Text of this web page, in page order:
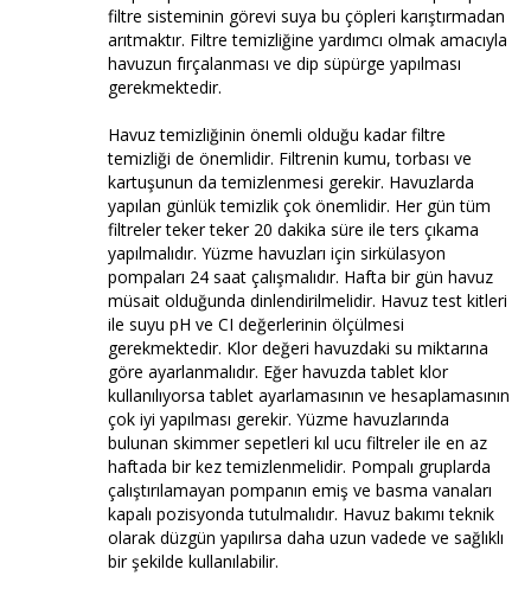
filtre sisteminin görevi suya bu çöpleri karıştırmadan
arıtmaktır. Filtre temizliğine yardımcı olmak amacıyla
havuzun fırçalanması ve dip süpürge yapılması
gerekmektedir.
Havuz temizliğinin önemli olduğu kadar filtre
temizliği de önemlidir. Filtrenin kumu, torbası ve
kartuşunun da temizlenmesi gerekir. Havuzlarda
yapılan günlük temizlik çok önemlidir. Her gün tüm
filtreler teker teker 20 dakika süre ile ters çıkama
yapılmalıdır. Yüzme havuzları için sirkülasyon
pompaları 24 saat çalışmalıdır. Hafta bir gün havuz
müsait olduğunda dinlendirilmelidir. Havuz test kitleri
ile suyu pH ve CI değerlerinin ölçülmesi
gerekmektedir. Klor değeri havuzdaki su miktarına
göre ayarlanmalıdır. Eğer havuzda tablet klor
kullanılıyorsa tablet ayarlamasının ve hesaplamasının
çok iyi yapılması gerekir. Yüzme havuzlarında
bulunan skimmer sepetleri kıl ucu filtreler ile en az
haftada bir kez temizlenmelidir. Pompalı gruplarda
çalıştırılamayan pompanın emiş ve basma vanaları
kapalı pozisyonda tutulmalıdır. Havuz bakımı teknik
olarak düzgün yapılırsa daha uzun vadede ve sağlıklı
bir şekilde kullanılabilir.